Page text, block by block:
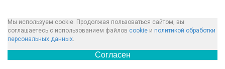
Мы используем cookie. Продолжая пользоваться сайтом, вы
соглашаетесь с использованием файлов cookie и политикой обработки
персональных данных
Согласен